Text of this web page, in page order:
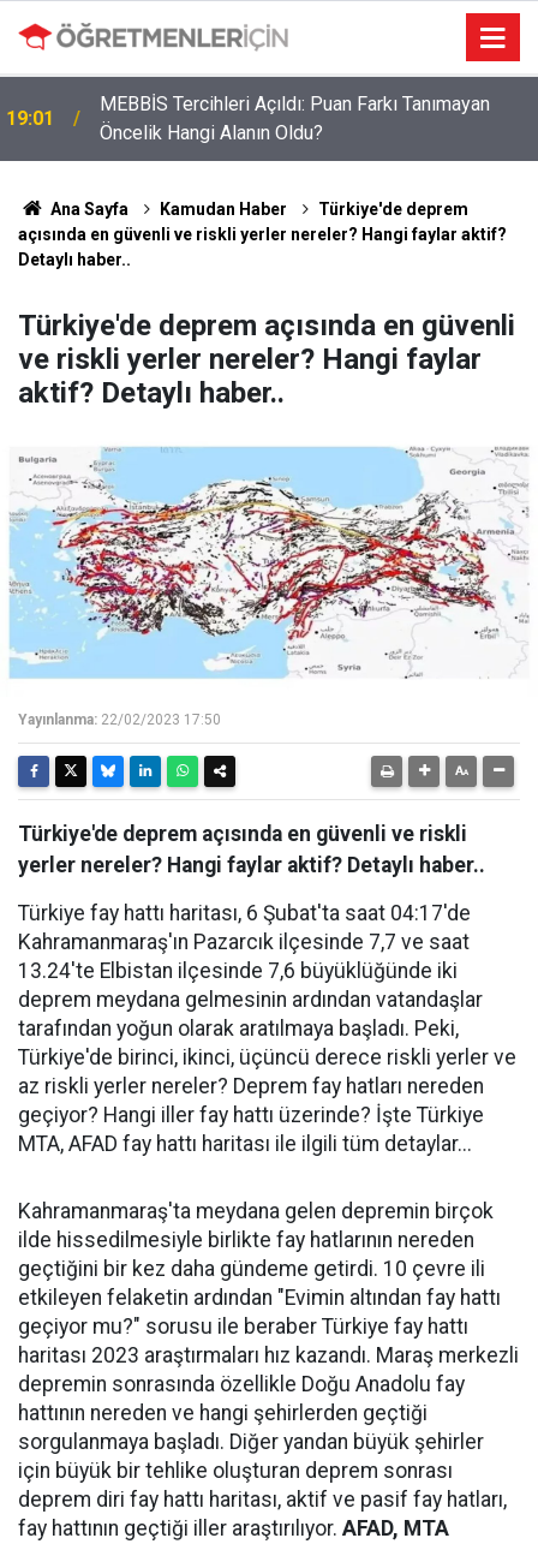
19:01
MEBBİS Tercihleri Açıldı: Puan Farkı Tanımayan
Öncelik Hangi Alanın Oldu?
Ana Sayfa Kamudan Haber
Türkiye'de deprem
açısında en güvenli ve riskli yerler nereler? Hangi faylar aktif?
Detaylı haber..
Türkiye'de deprem açısında en güvenli
ve riskli yerler nereler? Hangi faylar
aktif? Detaylı haber..
Yayınlanma: 22/02/2023 17:50
Türkiye'de deprem açısında en güvenli ve riskli
yerler nereler? Hangi faylar aktif? Detaylı haber..
Türkiye fay hattı haritası, 6 Şubat'ta saat 04:17'de
Kahramanmaraş'ın Pazarcık ilçesinde 7,7 ve saat
13.24'te Elbistan ilçesinde 7,6 büyüklüğünde iki
deprem meydana gelmesinin ardından vatandaşlar
tarafından yoğun olarak aratılmaya başladı. Peki,
Türkiye'de birinci, ikinci, üçüncü derece riskli yerler ve
az riskli yerler nereler? Deprem fay hatları nereden
geçiyor? Hangi iller fay hattı üzerinde? İşte Türkiye
MTA, AFAD fay hattı haritası ile ilgili tüm detaylar...
Kahramanmaraş'ta meydana gelen depremin birçok
ilde hissedilmesiyle birlikte fay hatlarının nereden
geçtiğini bir kez daha gündeme getirdi. 10 çevre ili
etkileyen felaketin ardından "Evimin altından fay hattı
geçiyor mu?" sorusu ile beraber Türkiye fay hattı
haritası 2023 araştırmaları hız kazandı. Maraş merkezli
depremin sonrasında özellikle Doğu Anadolu fay
hattının nereden ve hangi şehirlerden geçtiği
sorgulanmaya başladı. Diğer yandan büyük şehirler
için büyük bir tehlike oluşturan deprem sonrası
deprem diri fay hattı haritası, aktif ve pasif fay hatları,
fay hattının geçtiği iller araştırılıyor. AFAD, MTA